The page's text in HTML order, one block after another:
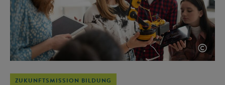
©
ZUKUNFTSMISSION BILDUNG